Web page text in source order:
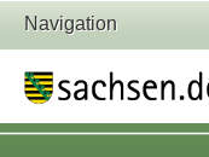
Navigation